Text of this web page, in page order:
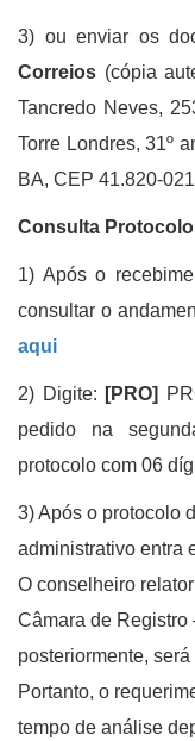
3) ou enviar os
Correios (cópia
Tancredo Neves,
Torre Londres, 31º
BA, CEP 41.820-
Consulta
1) Após o
consultar o
aqui
2) Digite: [PRO]
pedido na
protocolo com 06
3) Após o protocolo
administrativo entra
O conselheiro
Câmara de Registro
posteriormente,
Portanto, o
tempo de análise